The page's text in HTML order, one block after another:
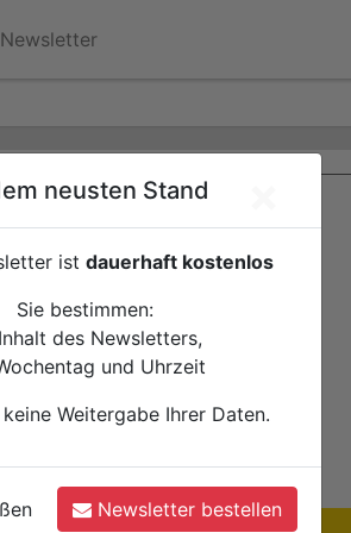
Newsletter
engagieren sich für Echtz
hier?
neusten Stand
ist dauerhaft kostenlos
Sie bestimmen:
des Newsletters,
und Uhrzeit
keine Weitergabe Ihrer Daten.
Newsletter bestellen